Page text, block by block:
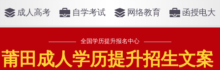
成人高考 自学考试 网络教育 函授电大
全国学历提升报名中心
莆田成人学历提升招生文案